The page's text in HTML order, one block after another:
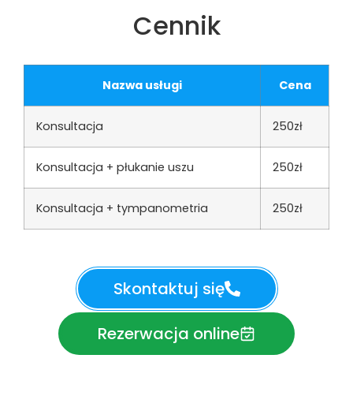
Cennik
Nazwa usługi Cena
Konsultacja 250zł
Konsultacja + płukanie uszu 250zł
Konsultacja + tympanometria 250zł
Skontaktuj się
Rezerwacja online